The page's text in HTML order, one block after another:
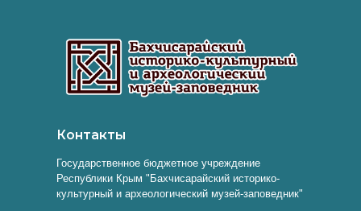
Контакты
Государственное бюджетное учреждение
Республики Крым "Бахчисарайский историко-
культурный и археологический музей-заповедник"